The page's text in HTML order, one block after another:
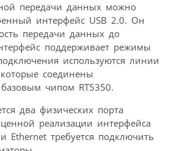
передачи данных можно
интерфейс USB 2.0. Он
передачи данных до
поддерживает режимы
используются линии
которые соединены
чипом RT5350.
два физических порта
реализации интерфейса
Ethernet требуется подключить